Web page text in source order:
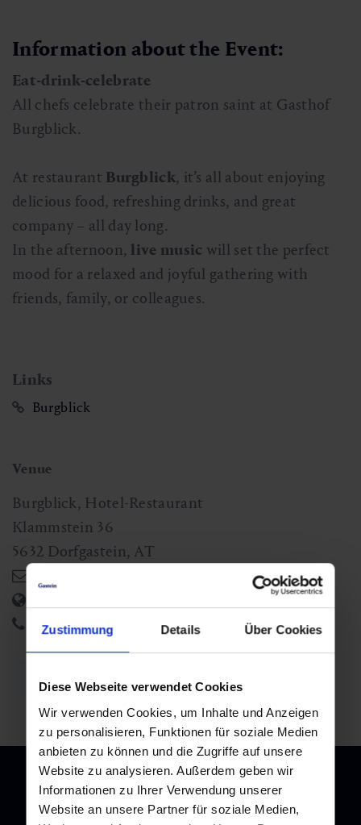
Zustimmung Details Über Cookies
Diese Webseite verwendet Cookies
Wir verwenden Cookies, um Inhalte und Anzeigen
zu personalisieren, Funktionen für soziale Medien
anbieten zu können und die Zugriffe auf unsere
Website zu analysieren. Außerdem geben wir
Informationen zu Ihrer Verwendung unserer
Website an unsere Partner für soziale Medien,
Information about the Event:
Eat-drink-celebrate
All chefs celebrate their patron saint at Gasthof
Burgblick.
At restaurant Burgblick, it’s all about enjoying
delicious food, refreshing drinks, and great
company – all day long.
In the afternoon, live music will set the perfect
mood for a relaxed and joyful gathering with
friends, family, or colleagues.
Links
Burgblick
Venue
Burgblick, Hotel-Restaurant
Klammstein 36
5632 Dorfgastein, AT
+43 6433 7611